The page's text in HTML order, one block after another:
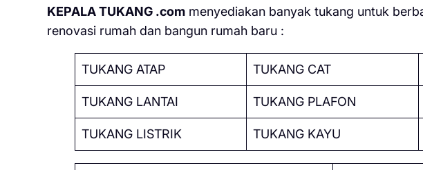
KEPALA TUKANG .commenyediakan banyak tukang untuk
renovasi rumah dan bangun rumah baru :
TUKANG ATAP TUKANG CAT
TUKANG LANTAI TUKANG PLAFON
TUKANG LISTRIK TUKANG KAYU